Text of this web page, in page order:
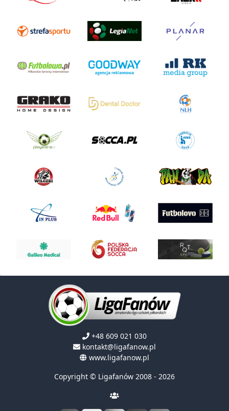
+48 609 021 030
kontakt@ligafanow.pl
www.ligafanow.pl
Copyright © Ligafanów 2008 - 2026